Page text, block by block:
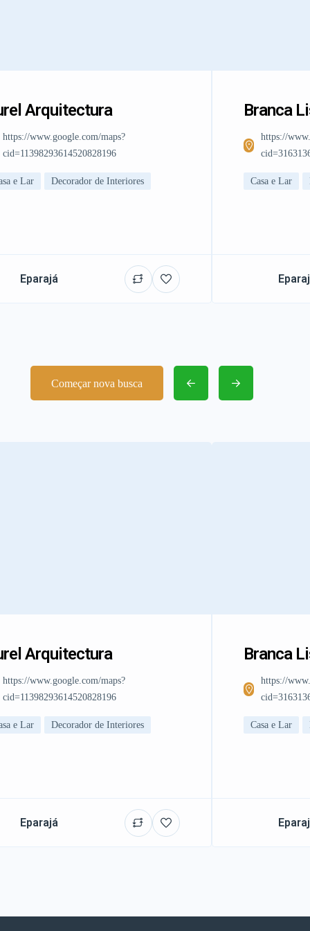
Arquitectura
https://www.google.com/maps?
cid=11398293614520828196
e Lar Decorador de Interiores
Eparajá
Branca
https://
Casa e Lar
Começar nova busca
Arquitectura
https://www.google.com/maps?
cid=11398293614520828196
e Lar Decorador de Interiores
Eparajá
Branca
https://
Casa e Lar